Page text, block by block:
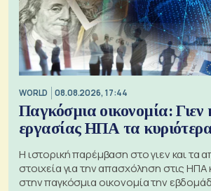
WORLD 08.08.2026, 17:44
Παγκόσμια οικονομία: Γιεν
εργασίας ΗΠΑ τα
Η ιστορική παρέμβαση στο γιεν και τα
στοιχεία για την απασχόληση στις
στην παγκόσμια οικονομία την